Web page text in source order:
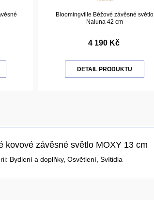
Bloomingville Béžové závěsné světlo
Naluna 42 cm
4 190 Kč
DETAIL PRODUKTU
kovové závěsné světlo MOXY 13 cm
Bydlení a doplňky, Osvětlení, Svítidla